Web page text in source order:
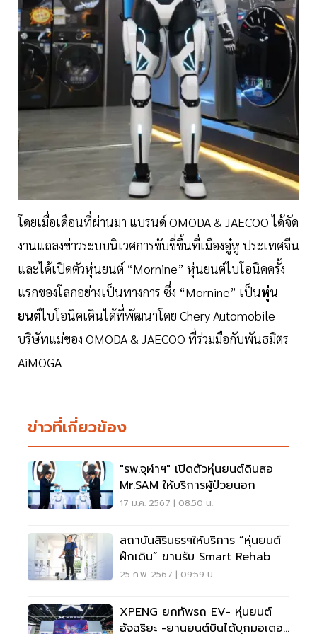
โดยเมื่อเดือนที่ผ่านมา แบรนด์ OMODA & JAECOO ได้จัด
งานแถลงข่าวระบบนิเวศการขับขี่ขึ้นที่เมืองอู๋หู ประเทศจีน
และได้เปิดตัวหุ่นยนต์ “Mornine” หุ่นยนต์ไบโอนิคครั้ง
แรกของโลกอย่างเป็นทางการ ซึ่ง “Mornine” เป็นหุ่น
ยนต์ไบโอนิคเดินได้ที่พัฒนาโดย Chery Automobile
บริษัทแม่ของ OMODA & JAECOO ที่ร่วมมือกับพันธมิตร
AiMOGA
ข่าวที่เกี่ยวข้อง
"รพ.จุฬาฯ" เปิดตัวหุ่นยนต์ดินสอ
Mr.SAM ให้บริการผู้ป่วยนอก
17 ม.ค. 2567 | 08:50 น.
สถาบันสิรินธรฯให้บริการ “หุ่นยนต์
ฝึกเดิน” ขานรับ Smart Rehab
25 ก.พ. 2567 | 09:59 น.
XPENG ยกทัพรถ EV- หุ่นยนต์
อัจฉริยะ -ยานยนต์บินได้บุกมอเตอร์